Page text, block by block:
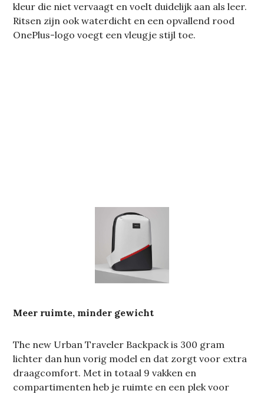
kleur die niet vervaagt en voelt duidelijk aan als leer.
Ritsen zijn ook waterdicht en een opvallend rood
OnePlus-logo voegt een vleugje stijl toe.
Meer ruimte, minder gewicht
The new Urban Traveler Backpack is 300 gram
lichter dan hun vorig model en dat zorgt voor extra
draagcomfort. Met in totaal 9 vakken en
compartimenten heb je ruimte en een plek voor